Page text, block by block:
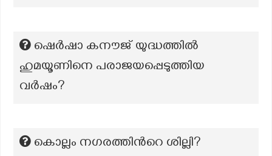
ഷെർഷാ കനൗജ് യുദ്ധത്തിൽ
ഹുമയൂണിനെ പരാജയപ്പെടുത്തിയ
വർഷം?
കൊല്ലം നഗരത്തിന്‍റെ ശില്ലി?